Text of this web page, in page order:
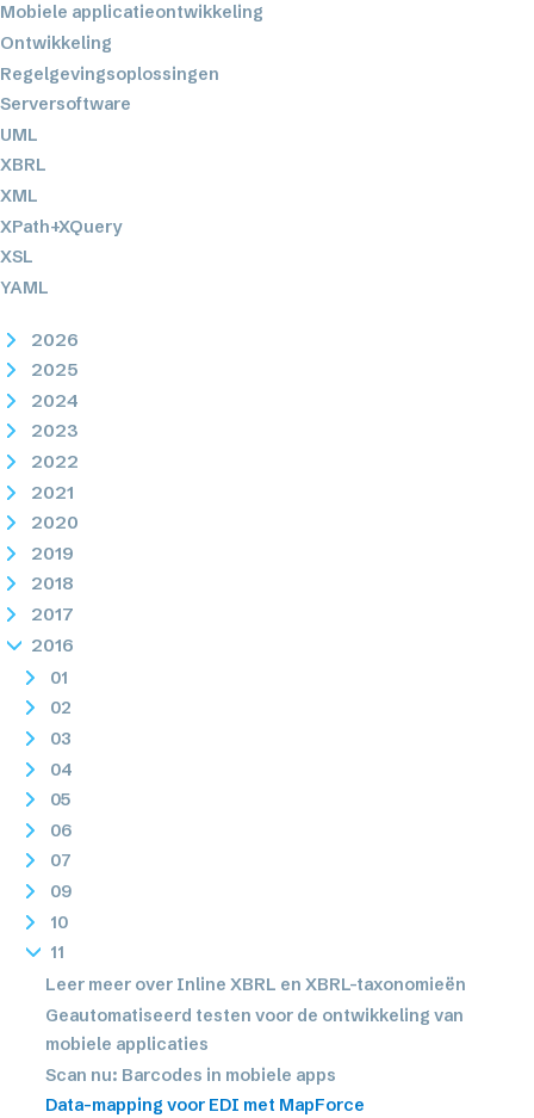
Mobiele applicatieontwikkeling
Ontwikkeling
Regelgevingsoplossingen
Serversoftware
UML
XBRL
XML
XPath+XQuery
XSL
YAML
2026
2025
2024
2023
2022
2021
2020
2019
2018
2017
2016
01
02
03
04
05
06
07
09
10
11
Leer meer over Inline XBRL en XBRL-taxonomieën
Geautomatiseerd testen voor de ontwikkeling van
mobiele applicaties
Scan nu: Barcodes in mobiele apps
Data-mapping voor EDI met MapForce